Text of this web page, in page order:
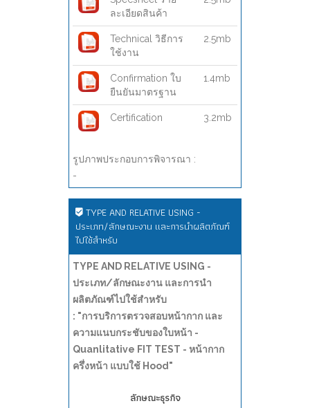
ละเอียดสินค้า
Technical วิธีการ
ใช้งาน
2.5mb
Confirmation ใบ
ยืนยันมาตรฐาน
1.4mb
Certification 3.2mb
รูปภาพประกอบการพิจารณา :
-
TYPE AND RELATIVE USING -
ประเภท/ลักษณะงาน และการนำผลิตภัณฑ์
ไปใช้สำหรับ
TYPE AND RELATIVE USING -
ประเภท/ลักษณะงาน และการนำ
ผลิตภัณฑ์ไปใช้สำหรับ
: "การบริการตรวจสอบหน้ากาก และ
ความแนบกระชับของใบหน้า -
Quanlitative FIT TEST - หน้ากาก
ครึ่งหน้า แบบใช้ Hood"
ลักษณะธุรกิจ